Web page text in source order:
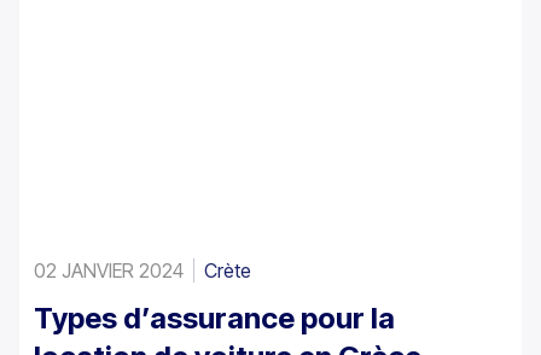
02 JANVIER 2024 Crète
Types d’assurance pour la